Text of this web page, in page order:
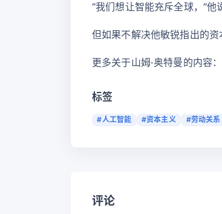
“我们想让智能充斥全球，”
但如果不解决他敏锐指出的
更多关于山姆·奥特曼的内容
标签
#人工智能 #资本主义 #劳动关系
评论